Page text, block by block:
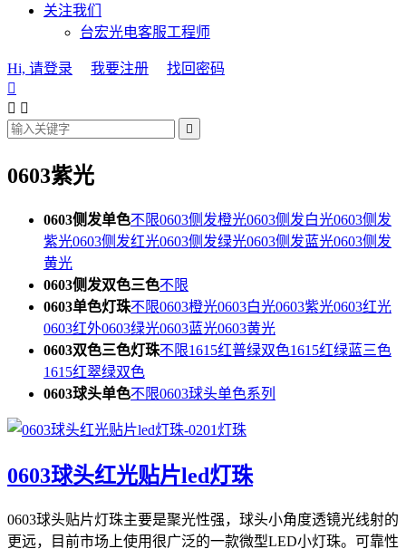
关注我们
台宏光电客服工程师
Hi, 请登录 我要注册
找回密码

 

0603紫光
0603侧发单色不限0603侧发橙光0603侧发白光0603侧发
紫光0603侧发红光0603侧发绿光0603侧发蓝光0603侧发
黄光
0603侧发双色三色不限
0603单色灯珠不限0603橙光0603白光0603紫光0603红光
0603红外0603绿光0603蓝光0603黄光
0603双色三色灯珠不限1615红普绿双色1615红绿蓝三色
1615红翠绿双色
0603球头单色不限0603球头单色系列
0603球头红光贴片led灯珠
0603球头贴片灯珠主要是聚光性强，球头小角度透镜光线射的
更远，目前市场上使用很广泛的一款微型LED小灯珠。可靠性